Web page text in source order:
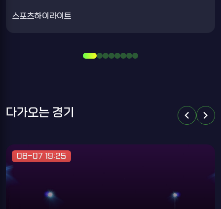
스포츠하이라이트
다가오는 경기 chevron_left chevron_right
08-07 19:25